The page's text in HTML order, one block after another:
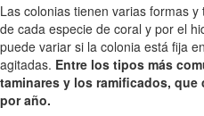
Las colonias tienen varias formas
de cada especie de coral y por el
puede variar si la colonia está fija
agitadas. Entre los tipos más
taminares y los ramificados,
por año.